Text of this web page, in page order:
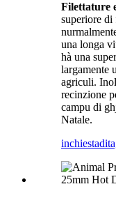
Filettature
superiore di
una longa
hà una
largamente
agriculi.
recinzione
campu di
Natale.
inchiesta